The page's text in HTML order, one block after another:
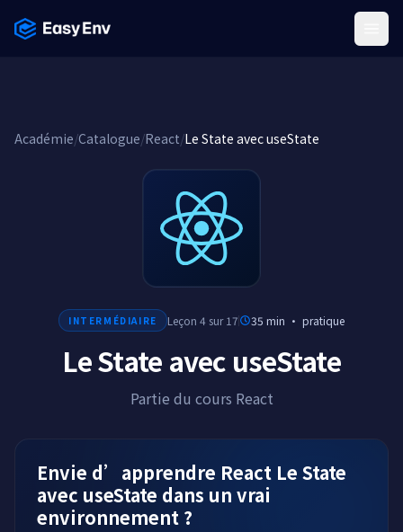
Académie/Catalogue/React/Le State avec useState
INTERMÉDIAIRE Leçon 4 sur 17 35 min · pratique
Le State avec useState
Partie du cours React
Envie d’apprendre React Le State
avec useState dans un vrai
environnement ?